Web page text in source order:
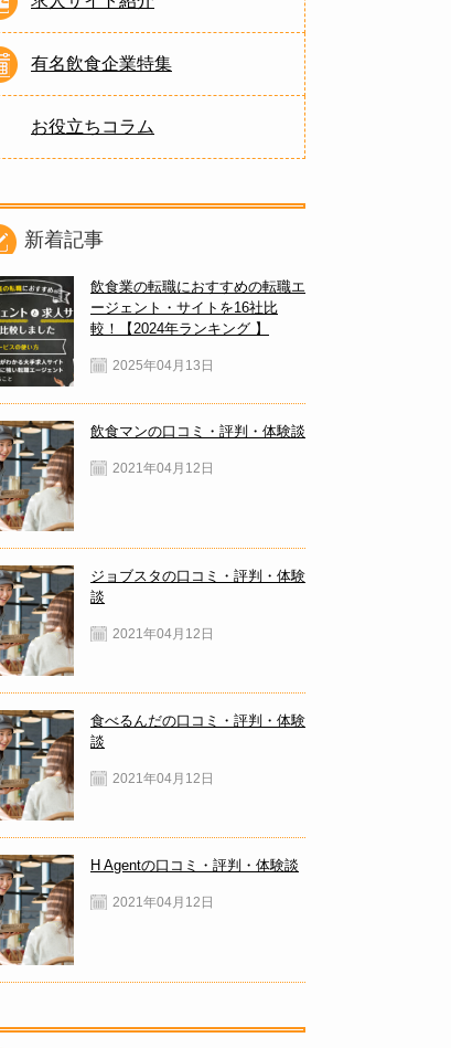
有名飲食企業特集
お役立ちコラム
新着記事
飲食業の転職におすすめの転職エ
ージェント・サイトを16社比
較！【2024年ランキング 】
2025年04月13日
飲食マンの口コミ・評判・体験談
2021年04月12日
ジョブスタの口コミ・評判・体験
談
2021年04月12日
食べるんだの口コミ・評判・体験
談
2021年04月12日
H Agentの口コミ・評判・体験談
2021年04月12日